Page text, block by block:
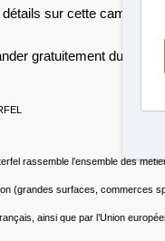
sur cette campagne
gratuitement du
rassemble l’ensemble des
(grandes surfaces, commerces
ainsi que par l’Union